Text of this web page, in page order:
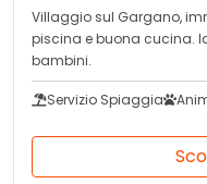
Villaggio sul Gargano,
piscina e buona cucina.
bambini.
Servizio Spiaggia